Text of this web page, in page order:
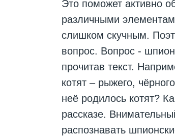
Это поможет активно
различными
слишком скучным.
вопрос. Вопрос - шпион
прочитав текст.
котят – рыжего,
неё родилось котят?
рассказе.
распознавать